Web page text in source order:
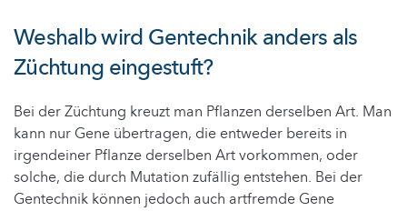
Weshalb wird Gentechnik anders als
Züchtung eingestuft?
Bei der Züchtung kreuzt man Pflanzen derselben Art. Man
kann nur Gene übertragen, die entweder bereits in
irgendeiner Pflanze derselben Art vorkommen, oder
solche, die durch Mutation zufällig entstehen. Bei der
Gentechnik können jedoch auch artfremde Gene